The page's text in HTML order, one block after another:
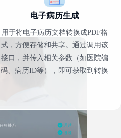
电子病历生成
用于将电子病历文档转换成PDF格
式，方便存储和共享。通过调用该
接口，并传入相关参数（如医院编
码、病历ID等），即可获取到转换